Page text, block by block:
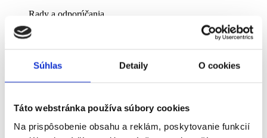
Súhlas Detaily O cookies
Táto webstránka používa súbory cookies
Na prispôsobenie obsahu a reklám, poskytovanie funkcií
Rady a odporúčania
Ako prebieha odber?
Objednajte sa na testovanie.
Košiciach na Letnej 45 (Ambulancia všeobecného lekára pre
odber moču nájdete tu.
Do 5 dní vám príde zrozumiteľne vysvetlený výsledok vo